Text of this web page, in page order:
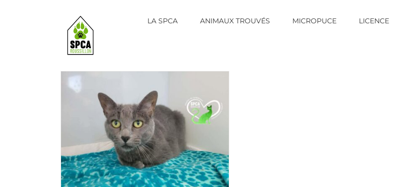
LA SPCA ANIMAUX TROUVÉS MICROPUCE LICENCE